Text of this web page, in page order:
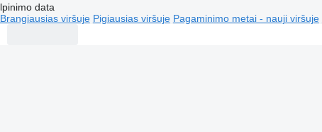
data
Brangiausias viršuje Pigiausias viršuje Pagaminimo metai - nauji viršuje